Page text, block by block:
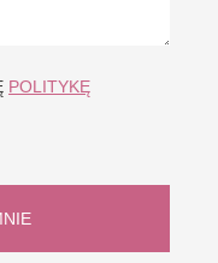
POLITYKĘ